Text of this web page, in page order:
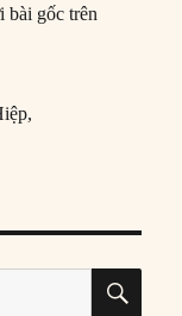
bài gốc trên